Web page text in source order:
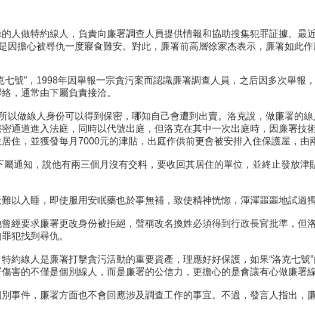
人做特約線人，負責向廉署調查人員提供情報和協助搜集犯罪証據。
因擔心被尋仇一度寢食難安。對此，廉署前高層徐家杰表示，廉署如此作
七號”，1998年因舉報一宗貪污案而認識廉署調查人員，之后因多次舉
，通常由下屬負責接洽。
以做線人身份可以得到保密，哪知自己會遭到出賣。洛克說，做廉署
通道進入法庭，同時以代號出庭，但洛克在其中一次出庭時，因廉署
住，並獲發每月7000元的津貼，出庭作供前更會被安排入住保護屋，
通知，說他有兩三個月沒有交料，要收回其居住的單位，並終止發放
以入睡，即使服用安眠藥也於事無補，致使精神恍惚，渾渾噩噩地試過
經要求廉署更改身份被拒絕，聲稱改名換姓必須得到行政長官批準，
犯找到尋仇。
約線人是廉署打擊貪污活動的重要資產，理應好好保護，如果“洛克七
害的不僅是個別線人，而是廉署的公信力，更擔心的是會讓有心做廉署
事件，廉署方面也不會回應涉及調查工作的事宜。不過，發言人指出